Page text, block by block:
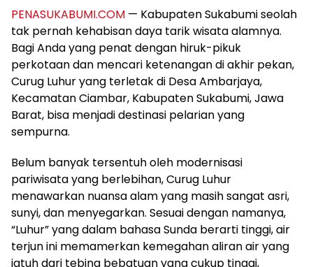
PENASUKABUMI.COM — Kabupaten Sukabumi seolah
tak pernah kehabisan daya tarik wisata alamnya.
Bagi Anda yang penat dengan hiruk-pikuk
perkotaan dan mencari ketenangan di akhir pekan,
Curug Luhur yang terletak di Desa Ambarjaya,
Kecamatan Ciambar, Kabupaten Sukabumi, Jawa
Barat, bisa menjadi destinasi pelarian yang
sempurna.
Belum banyak tersentuh oleh modernisasi
pariwisata yang berlebihan, Curug Luhur
menawarkan nuansa alam yang masih sangat asri,
sunyi, dan menyegarkan. Sesuai dengan namanya,
“Luhur” yang dalam bahasa Sunda berarti tinggi, air
terjun ini memamerkan kemegahan aliran air yang
jatuh dari tebing bebatuan yang cukup tinggi,